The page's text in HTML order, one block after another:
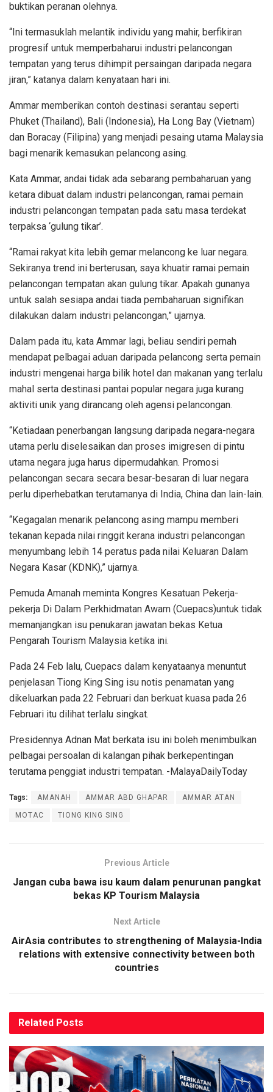
buktikan peranan olehnya.
“Ini termasuklah melantik individu yang mahir, berfikiran
progresif untuk memperbaharui industri pelancongan
tempatan yang terus dihimpit persaingan daripada negara
jiran,” katanya dalam kenyataan hari ini.
Ammar memberikan contoh destinasi serantau seperti
Phuket (Thailand), Bali (Indonesia), Ha Long Bay (Vietnam)
dan Boracay (Filipina) yang menjadi pesaing utama Malaysia
bagi menarik kemasukan pelancong asing.
Kata Ammar, andai tidak ada sebarang pembaharuan yang
ketara dibuat dalam industri pelancongan, ramai pemain
industri pelancongan tempatan pada satu masa terdekat
terpaksa ‘gulung tikar’.
“Ramai rakyat kita lebih gemar melancong ke luar negara.
Sekiranya trend ini berterusan, saya khuatir ramai pemain
pelancongan tempatan akan gulung tikar. Apakah gunanya
untuk salah sesiapa andai tiada pembaharuan signifikan
dilakukan dalam industri pelancongan,” ujarnya.
Dalam pada itu, kata Ammar lagi, beliau sendiri pernah
mendapat pelbagai aduan daripada pelancong serta pemain
industri mengenai harga bilik hotel dan makanan yang terlalu
mahal serta destinasi pantai popular negara juga kurang
aktiviti unik yang dirancang oleh agensi pelancongan.
“Ketiadaan penerbangan langsung daripada negara-negara
utama perlu diselesaikan dan proses imigresen di pintu
utama negara juga harus dipermudahkan. Promosi
pelancongan secara secara besar-besaran di luar negara
perlu diperhebatkan terutamanya di India, China dan lain-lain.
“Kegagalan menarik pelancong asing mampu memberi
tekanan kepada nilai ringgit kerana industri pelancongan
menyumbang lebih 14 peratus pada nilai Keluaran Dalam
Negara Kasar (KDNK),” ujarnya.
Pemuda Amanah meminta Kongres Kesatuan Pekerja-
pekerja Di Dalam Perkhidmatan Awam (Cuepacs)untuk tidak
memanjangkan isu penukaran jawatan bekas Ketua
Pengarah Tourism Malaysia ketika ini.
Pada 24 Feb lalu, Cuepacs dalam kenyataanya menuntut
penjelasan Tiong King Sing isu notis penamatan yang
dikeluarkan pada 22 Februari dan berkuat kuasa pada 26
Februari itu dilihat terlalu singkat.
Presidennya Adnan Mat berkata isu ini boleh menimbulkan
pelbagai persoalan di kalangan pihak berkepentingan
terutama penggiat industri tempatan. -MalayaDailyToday
Tags: AMANAH AMMAR ABD GHAPAR AMMAR ATAN
MOTAC TIONG KING SING
Previous Article
Jangan cuba bawa isu kaum dalam penurunan pangkat
bekas KP Tourism Malaysia
Next Article
AirAsia contributes to strengthening of Malaysia-India
relations with extensive connectivity between both
countries
Related Posts